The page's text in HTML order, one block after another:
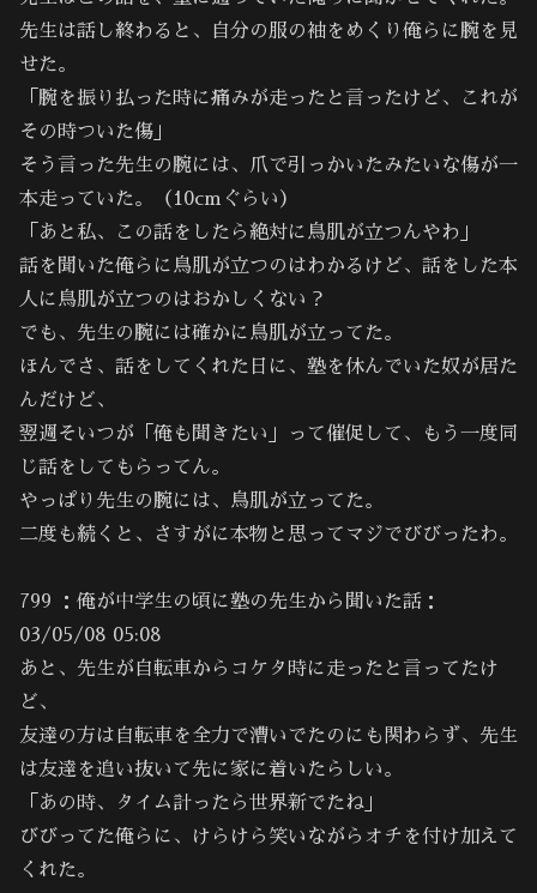
先生は話し終わると、自分の服の袖をめくり俺らに腕を見
せた。
「腕を振り払った時に痛みが走ったと言ったけど、これが
その時ついた傷」
そう言った先生の腕には、爪で引っかいたみたいな傷が一
本走っていた。（10cmぐらい）
「あと私、この話をしたら絶対に鳥肌が立つんやわ」
話を聞いた俺らに鳥肌が立つのはわかるけど、話をした本
人に鳥肌が立つのはおかしくない？
でも、先生の腕には確かに鳥肌が立ってた。
ほんでさ、話をしてくれた日に、塾を休んでいた奴が居た
んだけど、
翌週そいつが「俺も聞きたい」って催促して、もう一度同
じ話をしてもらってん。
やっぱり先生の腕には、鳥肌が立ってた。
二度も続くと、さすがに本物と思ってマジでびびったわ。
799 ：俺が中学生の頃に塾の先生から聞いた話：
03/05/08 05:08
あと、先生が自転車からコケタ時に走ったと言ってたけ
ど、
友達の方は自転車を全力で漕いでたのにも関わらず、先生
は友達を追い抜いて先に家に着いたらしい。
「あの時、タイム計ったら世界新でたね」
びびってた俺らに、けらけら笑いながらオチを付け加えて
くれた。